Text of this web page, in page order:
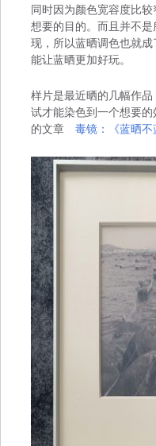
同时因为颜色宽容度比
想要的目的。而且并不
现，所以蓝晒调色也就成
能让蓝晒更加好玩。
样片是最近晒的几幅作
试才能染色到一个想要
的文章
毒镜：《蓝晒